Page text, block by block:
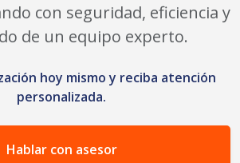
con seguridad, eficiencia y
de un equipo experto.
hoy mismo y reciba atención
personalizada.
Hablar con asesor